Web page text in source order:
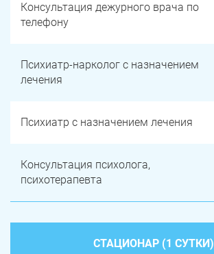
Консультация дежурного врача по
телефону
Психиатр-нарколог с назначением
лечения
Психиатр с назначением лечения
Консультация психолога,
психотерапевта
СТАЦИОНАР (1 СУТКИ)